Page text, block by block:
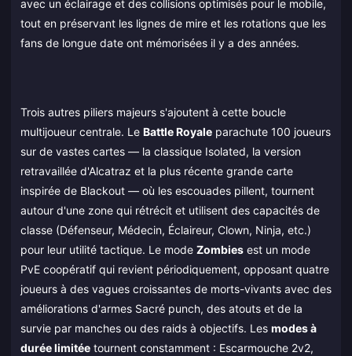
avec un éclairage et des collisions optimisés pour le mobile,
tout en préservant les lignes de mire et les rotations que les
fans de longue date ont mémorisées il y a des années.
Trois autres piliers majeurs s'ajoutent à cette boucle
multijoueur centrale. Le Battle Royale parachute 100 joueurs
sur de vastes cartes — la classique Isolated, la version
retravaillée d'Alcatraz et la plus récente grande carte
inspirée de Blackout — où les escouades pillent, tournent
autour d'une zone qui rétrécit et utilisent des capacités de
classe (Défenseur, Médecin, Éclaireur, Clown, Ninja, etc.)
pour leur utilité tactique. Le mode Zombies est un mode
PvE coopératif qui revient périodiquement, opposant quatre
joueurs à des vagues croissantes de morts-vivants avec des
améliorations d'armes Sacré punch, des atouts et de la
survie par manches ou des raids à objectifs. Les modes à
durée limitée tournent constamment : Escarmouche 2v2,